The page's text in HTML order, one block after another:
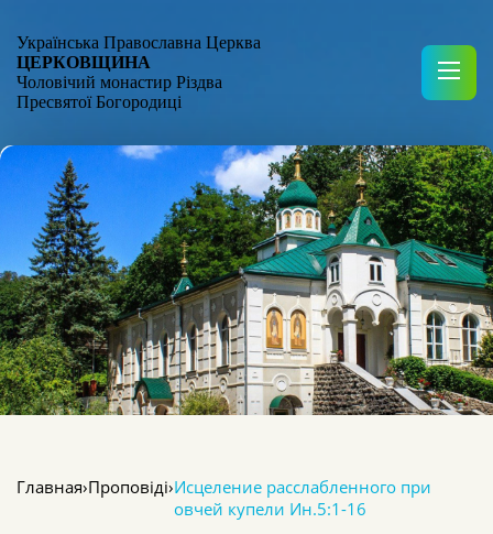
Українська Православна Церква
ЦЕРКОВЩИНА
Чоловічий монастир Різдва
Пресвятої Богородиці
Главная›Проповіді›Исцеление расслабленного при
овчей купели Ин.5:1-16